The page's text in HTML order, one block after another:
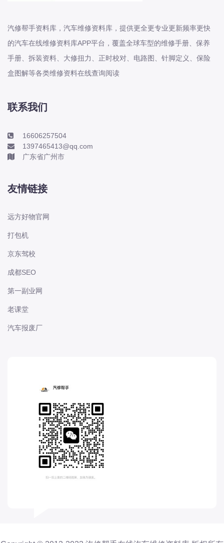
传祺
创维
昌河
曹操
长城
长安-凯程
长安-欧尚
长安-跨越
D
东南
东风富康
东风小康
东风股份
东风风度
东风风神
东风风行
大乘
大众-一汽大众
汽修帮手资料库，汽车维修资料库，提供更全更专业更新频率更快
的汽车在线维修资料库APP平台，覆盖全球车型的维修手册、保养
手册、拆装资料、大修扭力、正时校对、电路图、针脚定义、保险
盒图解等各类维修资料在线查询阅读
联系我们
16606257504
1397465413@qq.com
广东省广州市
友情链接
远方好物官网
打包机
京东驾校
成都SEO
第一副业网
老课堂
汽车报废厂